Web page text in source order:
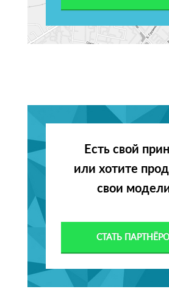
Есть свой
или хотите
свои
СТАТЬ